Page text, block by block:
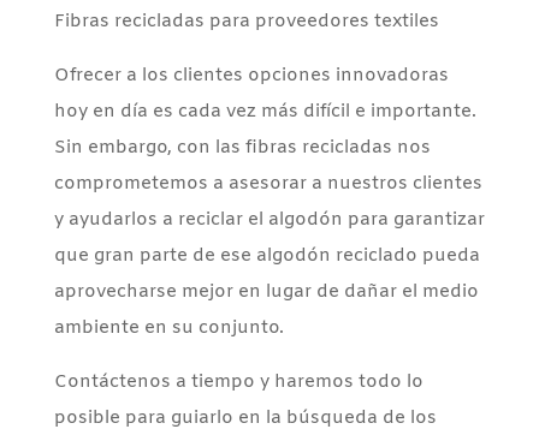
Fibras recicladas para proveedores textiles
Ofrecer a los clientes opciones innovadoras
hoy en día es cada vez más difícil e importante.
Sin embargo, con las fibras recicladas nos
comprometemos a asesorar a nuestros clientes
y ayudarlos a reciclar el algodón para garantizar
que gran parte de ese algodón reciclado pueda
aprovecharse mejor en lugar de dañar el medio
ambiente en su conjunto.
Contáctenos a tiempo y haremos todo lo
posible para guiarlo en la búsqueda de los